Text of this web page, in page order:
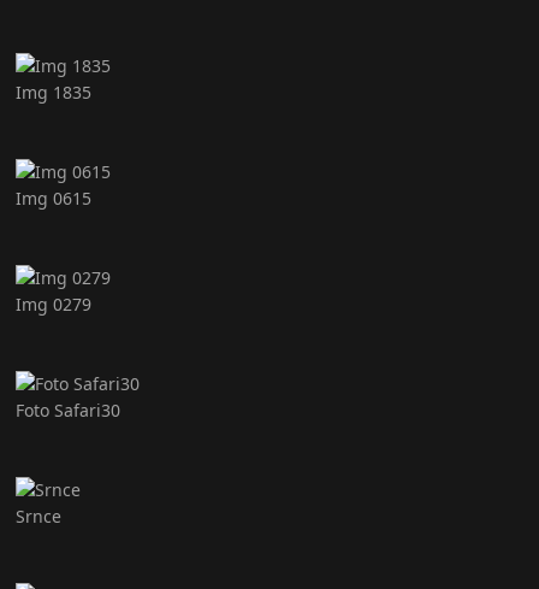
Img 1835
Img 0615
Img 0279
Foto Safari30
Srnce